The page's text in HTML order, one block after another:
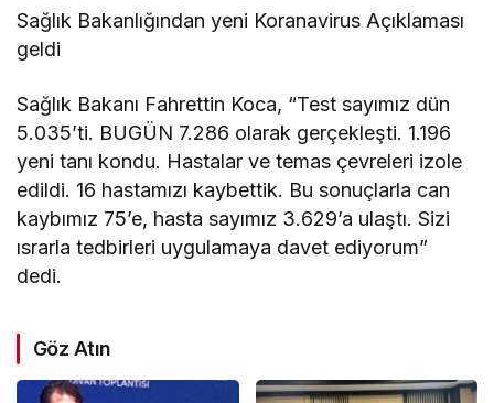
Sağlık Bakanlığından yeni Koranavirus Açıklaması
geldi
Sağlık Bakanı Fahrettin Koca, “Test sayımız dün
5.035’ti. BUGÜN 7.286 olarak gerçekleşti. 1.196
yeni tanı kondu. Hastalar ve temas çevreleri izole
edildi. 16 hastamızı kaybettik. Bu sonuçlarla can
kaybımız 75’e, hasta sayımız 3.629’a ulaştı. Sizi
ısrarla tedbirleri uygulamaya davet ediyorum”
dedi.
Göz Atın